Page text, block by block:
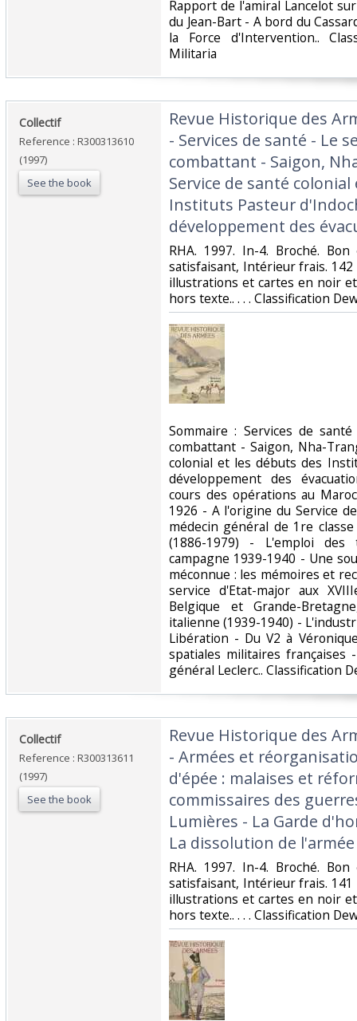
Rapport de l'amiral Lancelot
du Jean-Bart - A bord du
la Force d'Intervention..
Militaria‎
‎Collectif‎
Reference : R300313610
(1997)
See the book
‎Revue Historique des
- Services de santé - Le
combattant - Saigon,
Service de santé
Instituts Pasteur
développement des
‎RHA. 1997. In-4. Broché.
satisfaisant, Intérieur frais.
illustrations et cartes en noir
hors texte.. . . . Classification
‎Sommaire : Services de
combattant - Saigon, Nha-
colonial et les débuts des
développement des
cours des opérations au
1926 - A l'origine du Service
médecin général de 1re
(1886-1979) - L'emploi
campagne 1939-1940 - Une
méconnue : les mémoires et
service d'Etat-major aux
Belgique et Grande-
italienne (1939-1940) -
Libération - Du V2 à
spatiales militaires françaises
général Leclerc.. Classification
‎Collectif‎
Reference : R300313611
(1997)
See the book
‎Revue Historique des
- Armées et
d'épée : malaises et
commissaires des
Lumières - La Garde
La dissolution de
‎RHA. 1997. In-4. Broché.
satisfaisant, Intérieur frais.
illustrations et cartes en noir
hors texte.. . . . Classification